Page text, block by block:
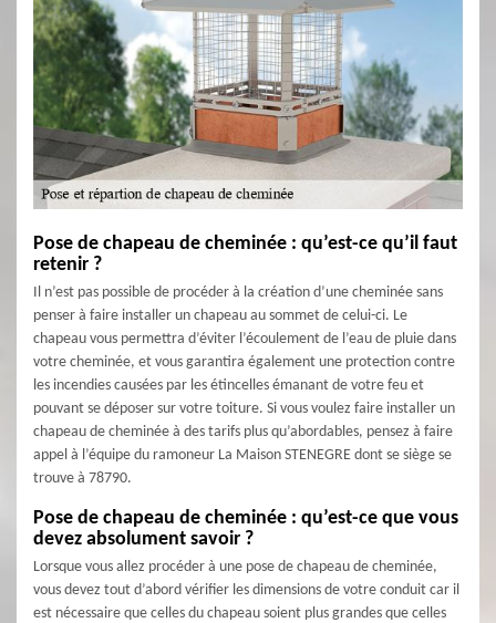
Pose de chapeau de cheminée : qu’est-ce qu’il faut
retenir ?
Il n’est pas possible de procéder à la création d’une cheminée sans
penser à faire installer un chapeau au sommet de celui-ci. Le
chapeau vous permettra d’éviter l’écoulement de l’eau de pluie dans
votre cheminée, et vous garantira également une protection contre
les incendies causées par les étincelles émanant de votre feu et
pouvant se déposer sur votre toiture. Si vous voulez faire installer un
chapeau de cheminée à des tarifs plus qu’abordables, pensez à faire
appel à l’équipe du ramoneur La Maison STENEGRE dont se siège se
trouve à 78790.
Pose de chapeau de cheminée : qu’est-ce que vous
devez absolument savoir ?
Lorsque vous allez procéder à une pose de chapeau de cheminée,
vous devez tout d’abord vérifier les dimensions de votre conduit car il
est nécessaire que celles du chapeau soient plus grandes que celles